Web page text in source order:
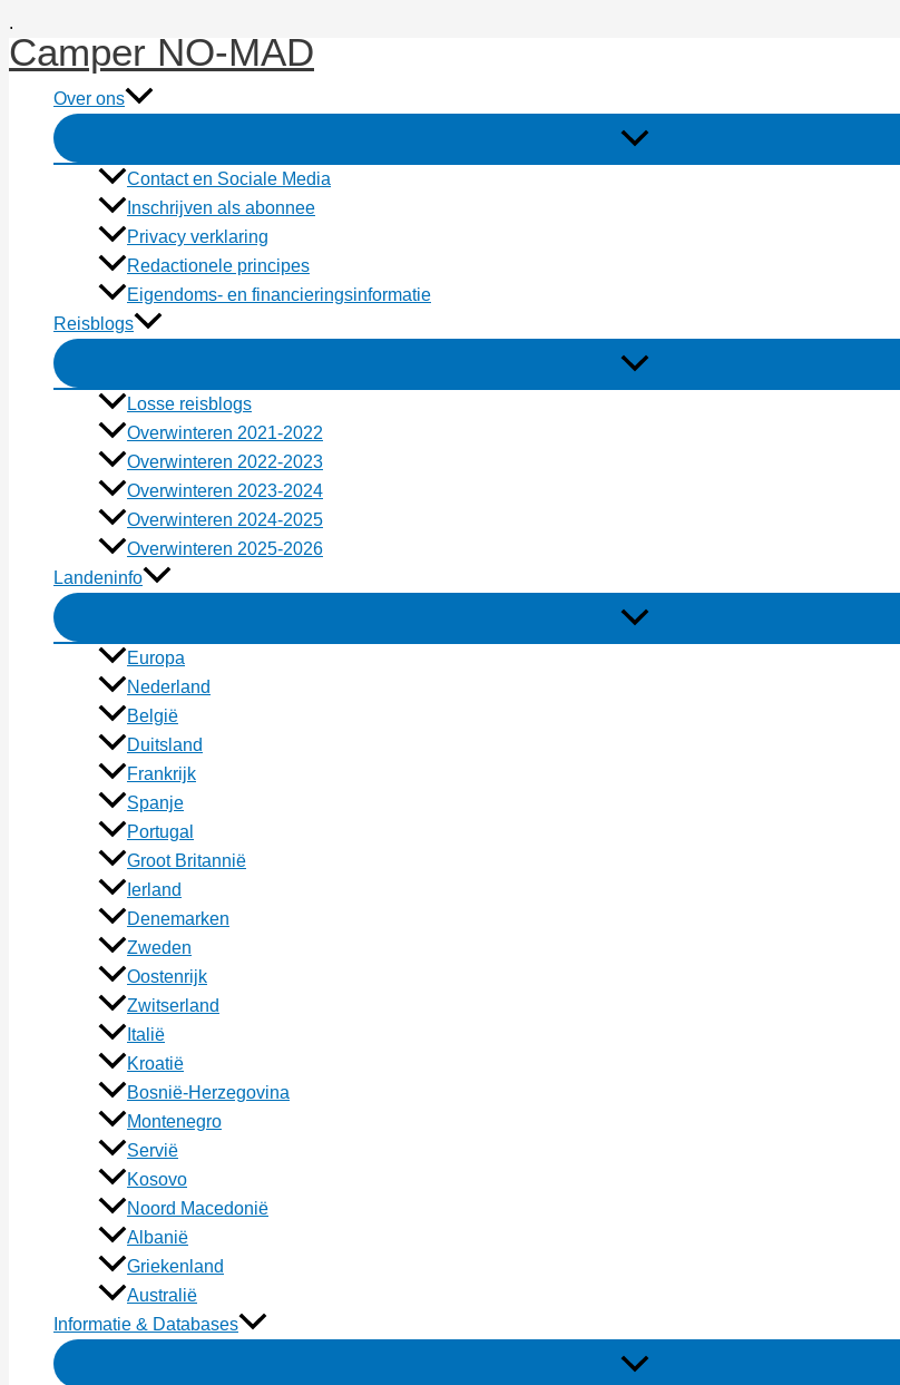
.
naar
inhoud
Camper NO-MAD
Over ons
Contact en Sociale Media
Inschrijven als abonnee
Privacy verklaring
Redactionele principes
Eigendoms- en financieringsinformatie
Reisblogs
Losse reisblogs
Overwinteren 2021-2022
Overwinteren 2022-2023
Overwinteren 2023-2024
Overwinteren 2024-2025
Overwinteren 2025-2026
Landeninfo
Europa
Nederland
België
Duitsland
Frankrijk
Spanje
Portugal
Groot Britannië
Ierland
Denemarken
Zweden
Oostenrijk
Zwitserland
Italië
Kroatië
Bosnië-Herzegovina
Montenegro
Servië
Kosovo
Noord Macedonië
Albanië
Griekenland
Australië
Informatie & Databases